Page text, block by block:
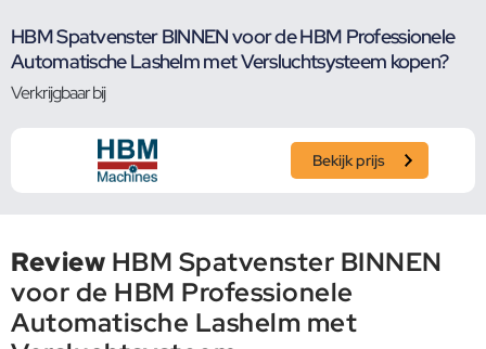
HBM Spatvenster BINNEN voor de HBM Professionele
Automatische Lashelm met Versluchtsysteem kopen?
Verkrijgbaar bij
Bekijk prijs
Review HBM Spatvenster BINNEN
voor de HBM Professionele
Automatische Lashelm met